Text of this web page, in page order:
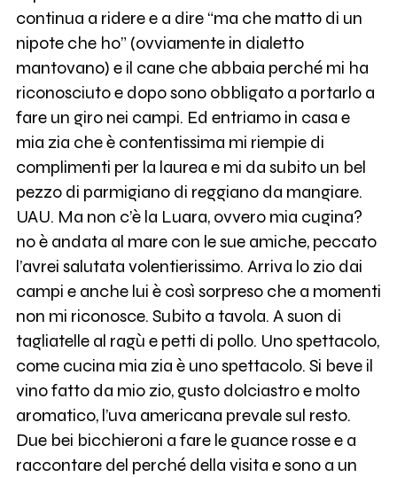
continua a ridere e a dire “ma che matto di un
nipote che ho” (ovviamente in dialetto
mantovano) e il cane che abbaia perché mi ha
riconosciuto e dopo sono obbligato a portarlo a
fare un giro nei campi. Ed entriamo in casa e
mia zia che è contentissima mi riempie di
complimenti per la laurea e mi da subito un bel
pezzo di parmigiano di reggiano da mangiare.
UAU. Ma non c’è la Luara, ovvero mia cugina?
no è andata al mare con le sue amiche, peccato
l’avrei salutata volentierissimo. Arriva lo zio dai
campi e anche lui è così sorpreso che a momenti
non mi riconosce. Subito a tavola. A suon di
tagliatelle al ragù e petti di pollo. Uno spettacolo,
come cucina mia zia è uno spettacolo. Si beve il
vino fatto da mio zio, gusto dolciastro e molto
aromatico, l’uva americana prevale sul resto.
Due bei bicchieroni a fare le guance rosse e a
raccontare del perché della visita e sono a un